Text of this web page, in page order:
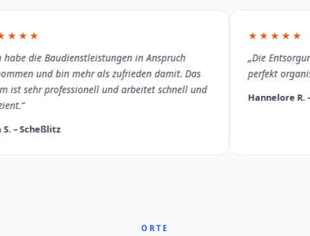
die Baudienstleistungen in Anspruch
und bin mehr als zufrieden damit. Das
ist sehr professionell und arbeitet schnell und
– Scheßlitz
★★★★★
„Die
perfekt
Hannelore R.
ORTE